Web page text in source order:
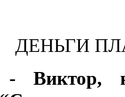
ДЕНЬГИ
- Виктор,